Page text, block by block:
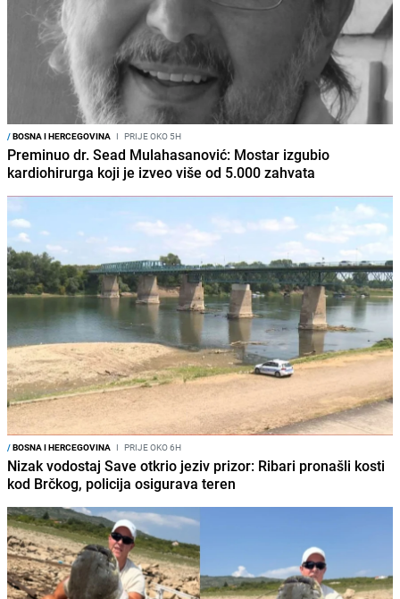
/BOSNA I HERCEGOVINA I PRIJE OKO 5H
Preminuo dr. Sead Mulahasanović: Mostar izgubio
kardiohirurga koji je izveo više od 5.000 zahvata
/BOSNA I HERCEGOVINA I PRIJE OKO 6H
Nizak vodostaj Save otkrio jeziv prizor: Ribari pronašli kosti
kod Brčkog, policija osigurava teren